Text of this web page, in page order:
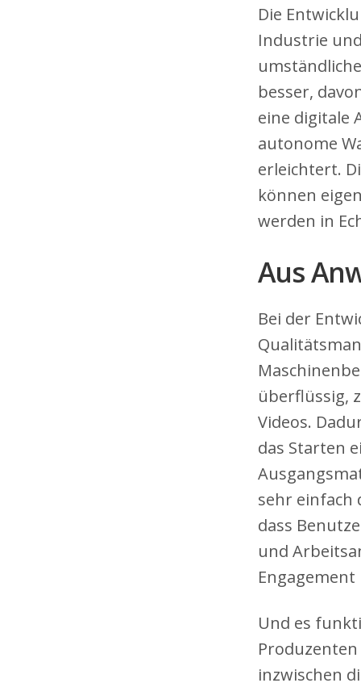
Die
Industrie
besser,
eine digitale
autonome
erleichtert.
können
werden in
Aus
Bei der
überflüssig,
Videos.
das Starten
sehr einfach
dass
und
Und es
inzwischen